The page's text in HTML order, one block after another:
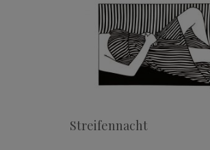
Streifennacht